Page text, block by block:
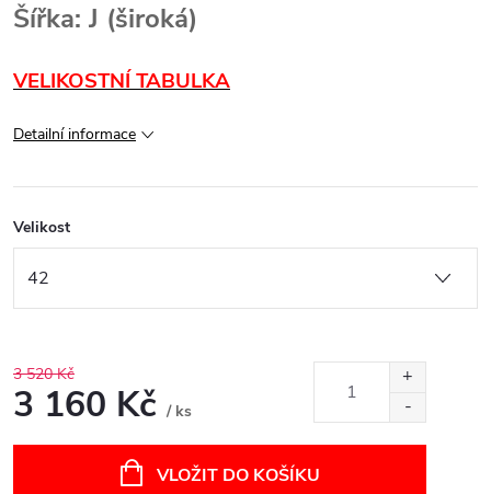
Šířka: J (široká)
VELIKOSTNÍ TABULKA
Detailní informace
Velikost
3 520 Kč
3 160 Kč / ks
VLOŽIT DO KOŠÍKU